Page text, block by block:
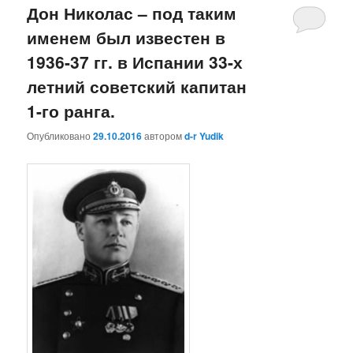
Дон Николас – под таким
именем был известен в
1936-37 гг. в Испании 33-х
летний советский капитан
1-го ранга.
Опубликовано29.10.2016авторомd-r Yudik